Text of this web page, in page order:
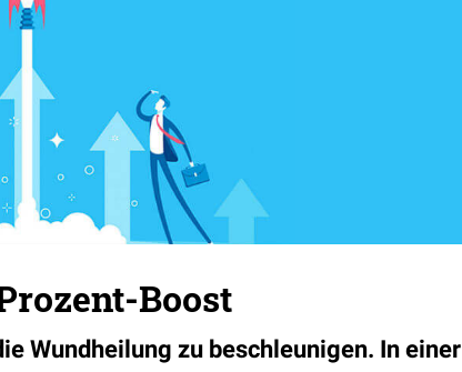
Boost
Wundheilung zu beschleunigen. In einer